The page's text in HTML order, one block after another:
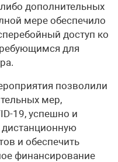
дополнительных
мере обеспечило
доступ ко
для
позволили
мер,
19, успешно и
дистанционную
и обеспечить
финансирование